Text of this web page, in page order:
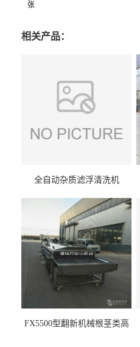
张
相关产品：
全自动杂质滤浮清洗机
FX5500型翻新机械根茎类高